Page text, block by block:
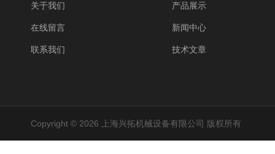
关于我们
在线留言
联系我们
产品展示
新闻中心
技术文章
Copyright © 2026 上海兴拓机械设备有限公司 版权所有